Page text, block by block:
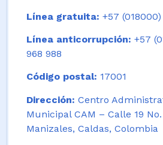
Línea gratuita: +57
Línea anticorrupción: +57
968 988
Código postal: 17001
Dirección: Centro
Municipal CAM – Calle 19
Manizales, Caldas, Colombia